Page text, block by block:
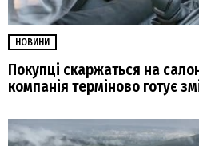
НОВИНИ
Покупці скаржаться на
компанія терміново готує